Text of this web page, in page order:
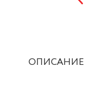
ОПИСАНИЕ